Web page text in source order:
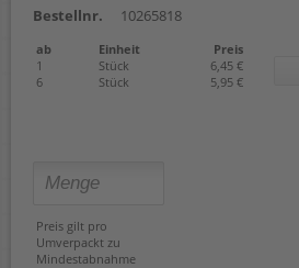
Bestellnr.
10265818
ab Einheit
Preis
1
Stück
6,45 €
6
Stück 5,95 €
Preis gilt pro
Umverpackt zu
Mindestabnahme